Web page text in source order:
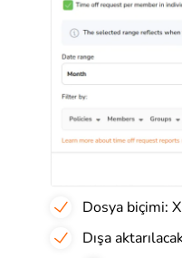
Dosya biçimi:
Dışa